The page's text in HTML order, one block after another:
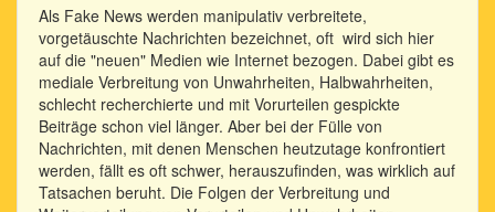
Als Fake News werden manipulativ verbreitete,
vorgetäuschte Nachrichten bezeichnet, oft wird sich hier
auf die "neuen" Medien wie Internet bezogen. Dabei gibt es
mediale Verbreitung von Unwahrheiten, Halbwahrheiten,
schlecht recherchierte und mit Vorurteilen gespickte
Beiträge schon viel länger. Aber bei der Fülle von
Nachrichten, mit denen Menschen heutzutage konfrontiert
werden, fällt es oft schwer, herauszufinden, was wirklich auf
Tatsachen beruht. Die Folgen der Verbreitung und